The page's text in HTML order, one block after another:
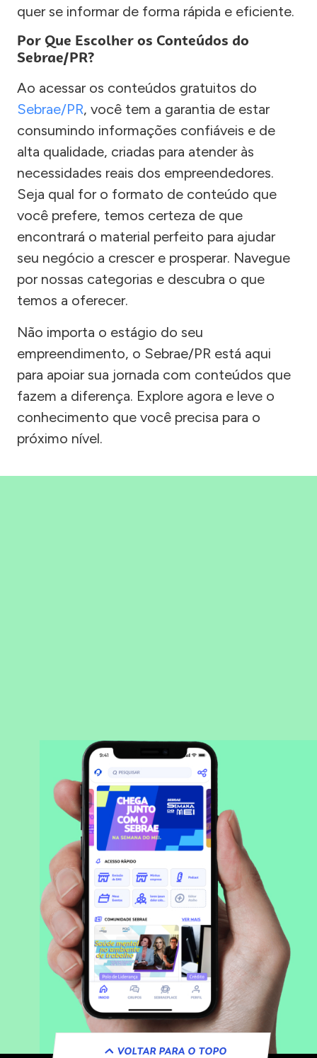
quer se informar de forma rápida e eficiente.
Por Que Escolher os Conteúdos do
Sebrae/PR?
Ao acessar os conteúdos gratuitos do
Sebrae/PR, você tem a garantia de estar
consumindo informações confiáveis e de
alta qualidade, criadas para atender às
necessidades reais dos empreendedores.
Seja qual for o formato de conteúdo que
você prefere, temos certeza de que
encontrará o material perfeito para ajudar
seu negócio a crescer e prosperar. Navegue
por nossas categorias e descubra o que
temos a oferecer.
Não importa o estágio do seu
empreendimento, o Sebrae/PR está aqui
para apoiar sua jornada com conteúdos que
fazem a diferença. Explore agora e leve o
conhecimento que você precisa para o
próximo nível.
VOLTAR PARA O TOPO